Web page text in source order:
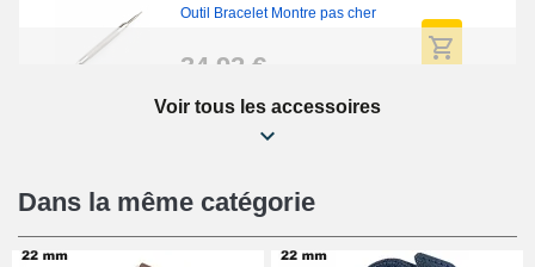
Outil Bracelet Montre pas cher
34,92 €
Kit Réparation Montre Débutant
16,90 €
Pied à Coulisse Numérique
Voir tous les accessoires
Dans la même catégorie